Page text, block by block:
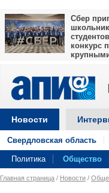
Сбер
конкурс
Новости
Свердловская область
Политика Общество
Главная страница / Новости /